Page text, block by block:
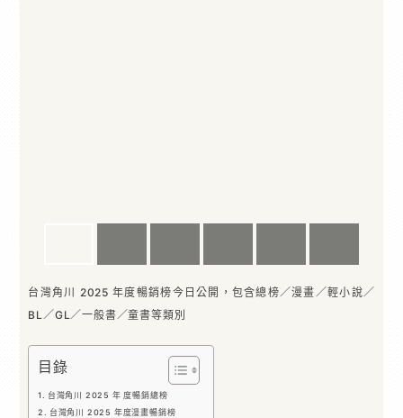
台灣角川 2025 年度暢銷榜今日公開，包含總榜／漫畫／輕小說／
BL／GL／一般書／童書等類別
目錄
台灣角川 2025 年 度暢銷總榜
台灣角川 2025 年度漫畫暢銷榜